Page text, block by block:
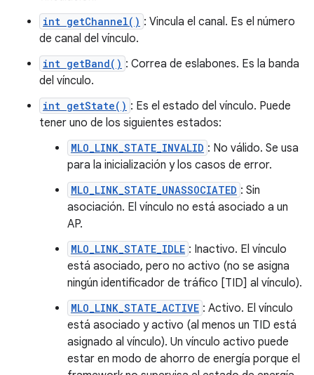
int getChannel() : Vincula el canal. Es el número
de canal del vínculo.
int getBand() : Correa de eslabones. Es la banda
del vínculo.
int getState() : Es el estado del vínculo. Puede
tener uno de los siguientes estados:
MLO_LINK_STATE_INVALID : No válido. Se usa
para la inicialización y los casos de error.
MLO_LINK_STATE_UNASSOCIATED : Sin
asociación. El vínculo no está asociado a un
AP.
MLO_LINK_STATE_IDLE : Inactivo. El vínculo
está asociado, pero no activo (no se asigna
ningún identificador de tráfico [TID] al vínculo).
MLO_LINK_STATE_ACTIVE : Activo. El vínculo
está asociado y activo (al menos un TID está
asignado al vínculo). Un vínculo activo puede
estar en modo de ahorro de energía porque el